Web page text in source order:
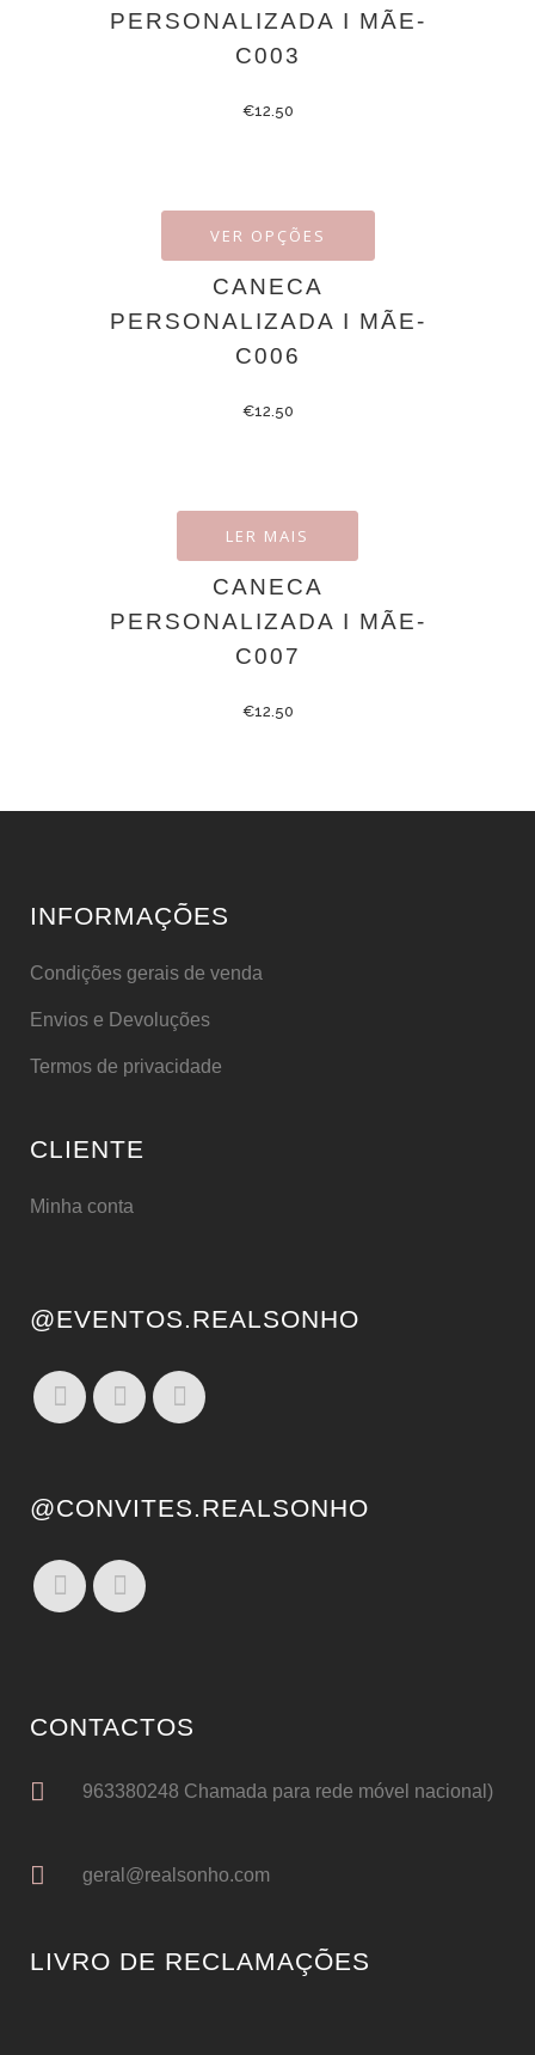
PERSONALIZADA I MÃE-
C003
€12.50
VER OPÇÕES
CANECA
PERSONALIZADA I MÃE-
C006
€12.50
LER MAIS
CANECA
PERSONALIZADA I MÃE-
C007
€12.50
INFORMAÇÕES
Condições gerais de venda
Envios e Devoluções
Termos de privacidade
CLIENTE
Minha conta
@EVENTOS.REALSONHO
@CONVITES.REALSONHO
CONTACTOS
963380248 Chamada para rede móvel nacional)
geral@realsonho.com
LIVRO DE RECLAMAÇÕES